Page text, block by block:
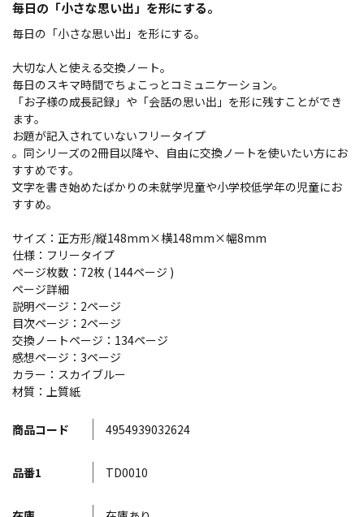
毎日の「小さな思い出」を形にする。
商品コード 4954939032624
品番1 TD0010
毎日の「小さな思い出」を形にする。
大切な人と使える交換ノート。
毎日のスキマ時間でちょこっとコミュニケーション。
「お子様の成長記録」や「会話の思い出」を形に残すことができ
ます。
お題が記入されていないフリータイプ
。同シリーズの2冊目以降や、自由に交換ノートを使いたい方にお
すすめです。
文字を書き始めたばかりの未就学児童や小学校低学年の児童にお
すすめ。
サイズ：正方形/縦148mm×横148mm×幅8mm
仕様：フリータイプ
ページ枚数：72枚 ( 144ページ )
ページ詳細
説明ページ：2ページ
目次ページ：2ページ
交換ノートページ：134ページ
感想ページ：3ページ
カラー：スカイブルー
材質：上質紙